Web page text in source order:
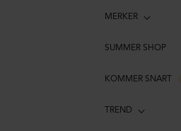
MERKER
SUMMER SHOP
KOMMER SNART
TREND